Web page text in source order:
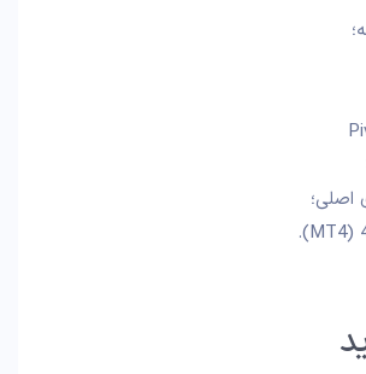
اصلی؛